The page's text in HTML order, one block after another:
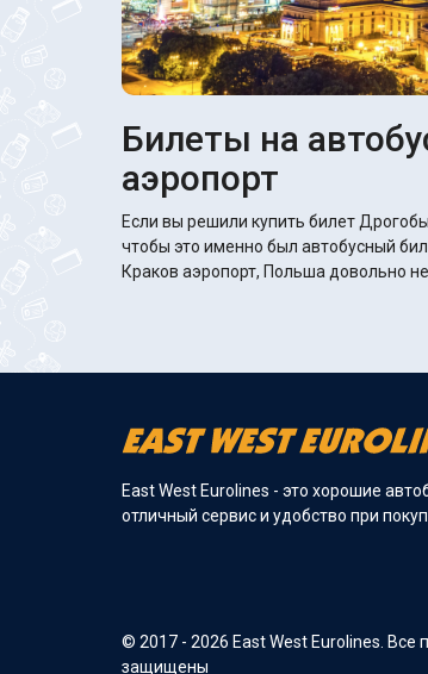
Билеты на
аэропорт
Если вы решили купить билет
чтобы это именно был автобусный
Краков аэропорт, Польша довольно
East West Eurolines - это хорошие
отличный сервис и удобство при
© 2017 - 2026 East West Eurolines. Все
защищены